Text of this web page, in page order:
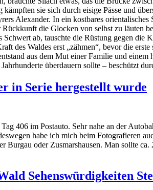
sie sich durch eisige Pässe und
Alexander. In ein kostbares
die Glocken von selbst zu
Schwert ab, tauschte die Rüstung gegen
des Waldes erst „zähmen“, bevor die
aus dem Mut einer Familie und
überdauern sollte – beschützt
in Serie hergestellt wurde
406 im Postauto. Sehr nahe an der
habe ich mich beim Fotografieren
oder Zusmarshausen. Man sollte
Sehenswürdigkeiten